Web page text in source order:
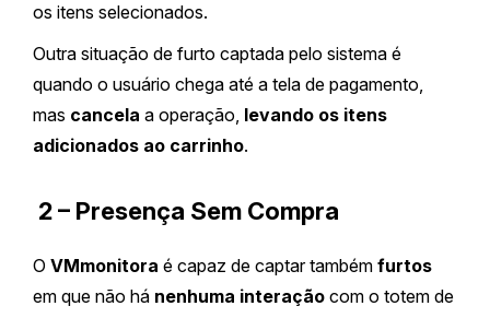
os itens selecionados.
Outra situação de furto captada pelo sistema é
quando o usuário chega até a tela de pagamento,
mas cancela a operação, levando os itens
adicionados ao carrinho.
2 – Presença Sem Compra
O VMmonitora é capaz de captar também furtos
em que não há nenhuma interação com o totem de